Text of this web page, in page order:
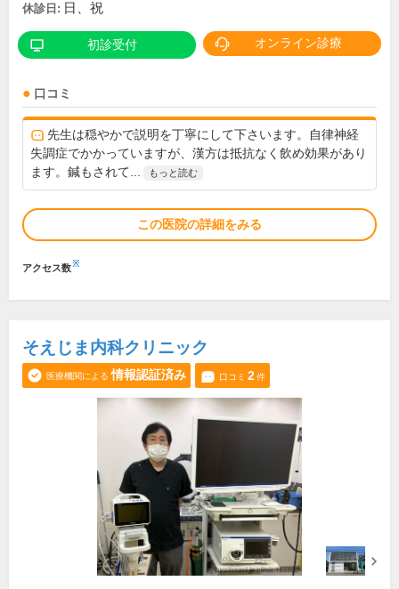
休診日: 日、祝
初診受付 オンライン診療
口コミ
先生は穏やかで説明を丁寧にして下さいます。自律神経
失調症でかかっていますが、漢方は抵抗なく飲め効果があり
ます。鍼もされて...
もっと読む
この医院の詳細をみる
アクセス数※
そえじま内科クリニック
医療機関による 情報認証済み 口コミ 2件